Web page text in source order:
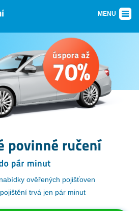
MENU
ověřených pojišťoven
trvá jen pár minut